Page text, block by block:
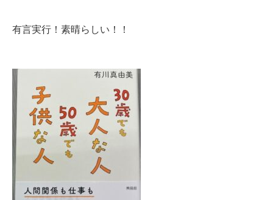
有言実行！素晴らしい！！